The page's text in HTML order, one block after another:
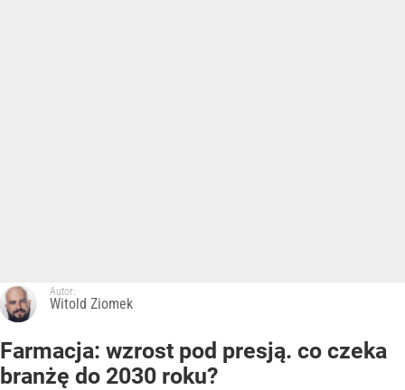
Autor:
Witold Ziomek
Farmacja: wzrost pod presją. co czeka
branżę do 2030 roku?